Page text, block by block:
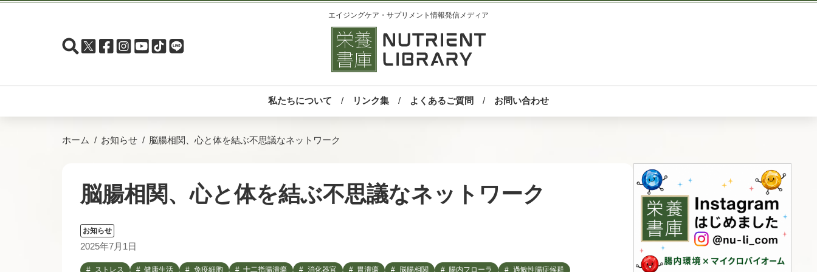
エイジングケア・サプリメント情報発信メディア
私たちについて リンク集 よくあるご質問 お問い合わせ
ホーム お知らせ 脳腸相関、心と体を結ぶ不思議なネットワーク
脳腸相関、心と体を結ぶ不思議なネットワーク
お知らせ
2025年7月1日
ストレス 健康生活 免疫細胞 十二指腸潰瘍 消化器官 胃潰瘍 脳腸相関 腸内フローラ 過敏性腸症候群